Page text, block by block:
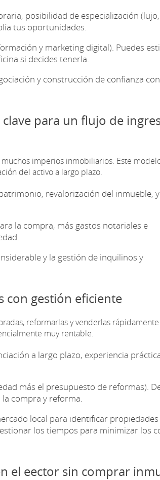
posibilidad de especialización (lujo,
tus oportunidades.
y marketing digital). Puedes
si decides tenerla.
y construcción de confianza
para un flujo de
imperios inmobiliarios. Este
del activo a largo plazo.
revalorización del inmueble,
la compra, más gastos notariales e
y la gestión de inquilinos y
con gestión eficiente
reformarlas y venderlas
muy rentable.
a largo plazo, experiencia
más el presupuesto de reformas).
compra y reforma.
local para identificar propiedades
los tiempos para minimizar los
el eector sin comprar